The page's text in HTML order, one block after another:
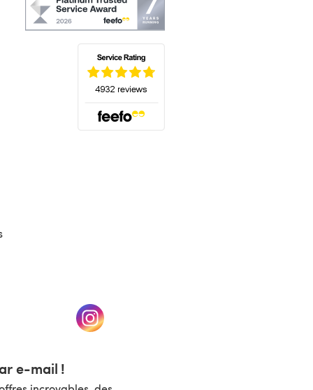
nouvel onglet) (s'ouvre dans un nouvel onglet)
e-mail !